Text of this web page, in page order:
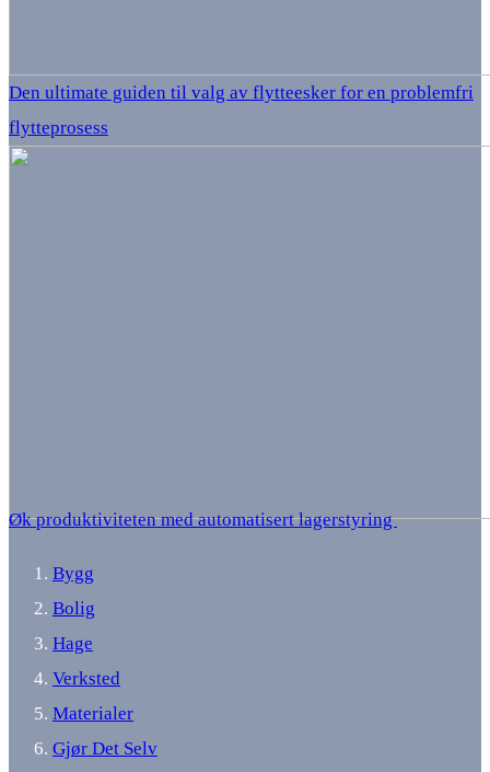
Den ultimate guiden til valg av flytteesker for en problemfri
flytteprosess
Øk produktiviteten med automatisert lagerstyring
Bygg
Bolig
Hage
Verksted
Materialer
Gjør Det Selv